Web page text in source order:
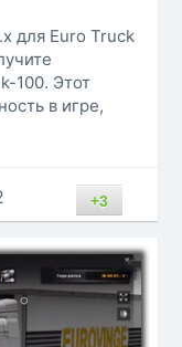
для Euro Truck
100. Этот
в игре,
+3